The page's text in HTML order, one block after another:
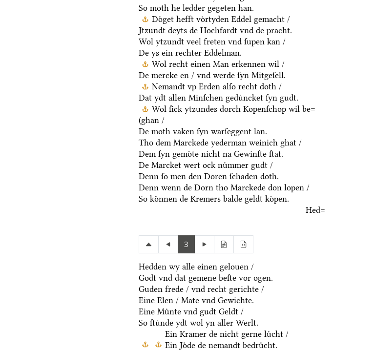
So moth he ledder gegeten han.
Doͤget hefft voͤrtyden Eddel gemacht /
Jtzundt deyts de Hochfardt vnd de pracht.
Wol ytzundt veel freten vnd ſupen kan /
De ys ein rechter Eddelman.
Wol recht einen Man erkennen wil /
De mercke en / vnd werde ſyn Mitgeſell.
Nemandt vp Erden alſo recht doth /
Dat ydt allen Minſchen geduͤncket ſyn gudt.
Wol ſick ytzundes dorch Kopenſchop wil be=
(ghan /
De moth vaken ſyn warſeggent lan.
Tho dem Marckede yederman weinich ghat /
Dem ſyn gemoͤte nicht na Gewinſte ſtat.
De Marcket wert ock nuͤmmer gudt /
Denn ſo men den Doren ſchaden doth.
Denn wenn de Dorn tho Marckede don lopen /
So koͤnnen de Kremers balde geldt koͤpen.
Hed=
3
Hedden wy alle einen gelouen /
Godt vnd dat gemene beſte vor ogen.
Guden frede / vnd recht gerichte /
Eine Elen / Mate vnd Gewichte.
Eine Muͤnte vnd gudt Geldt /
So ſtuͤnde ydt wol yn aller Werlt.
Ein Kramer de nicht gerne luͤcht /
Ein Joͤde de nemandt bedruͤcht.